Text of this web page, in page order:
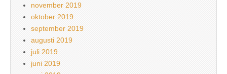
november 2019
oktober 2019
september 2019
augusti 2019
juli 2019
juni 2019